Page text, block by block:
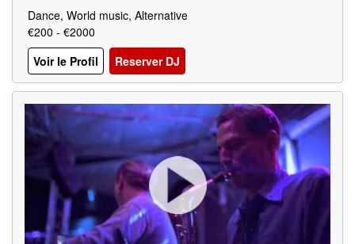
Dance, World music, Alternative
€200 - €2000
Voir le Profil
Reserver DJ